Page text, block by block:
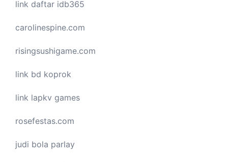
link daftar idb365
carolinespine.com
risingsushigame.com
link bd koprok
link lapkv games
rosefestas.com
judi bola parlay